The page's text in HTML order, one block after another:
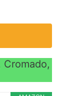
Cromado,